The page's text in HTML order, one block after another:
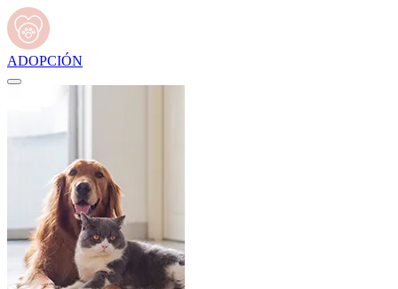
ADOPCIÓN